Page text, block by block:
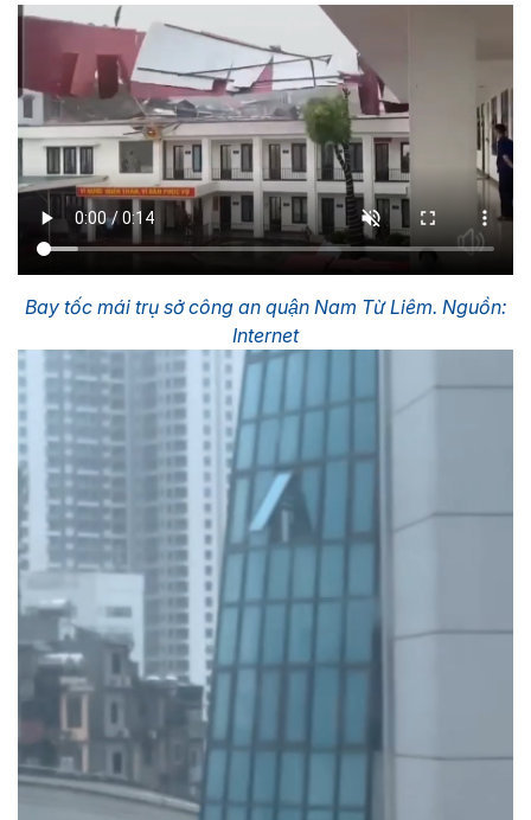
Bay tốc mái trụ sở công an quận Nam Từ Liêm. Nguồn:
Internet